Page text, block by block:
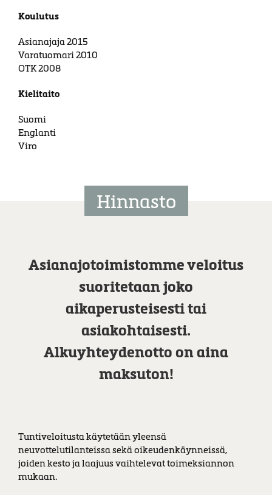
Koulutus
Asianajaja 2015
Varatuomari 2010
OTK 2008
Kielitaito
Suomi
Englanti
Viro
Hinnasto
Asianajotoimistomme veloitus
suoritetaan joko
aikaperusteisesti tai
asiakohtaisesti.
Alkuyhteydenotto on aina
maksuton!
Tuntiveloitusta käytetään yleensä
neuvottelutilanteissa sekä oikeudenkäynneissä,
joiden kesto ja laajuus vaihtelevat toimeksiannon
mukaan.